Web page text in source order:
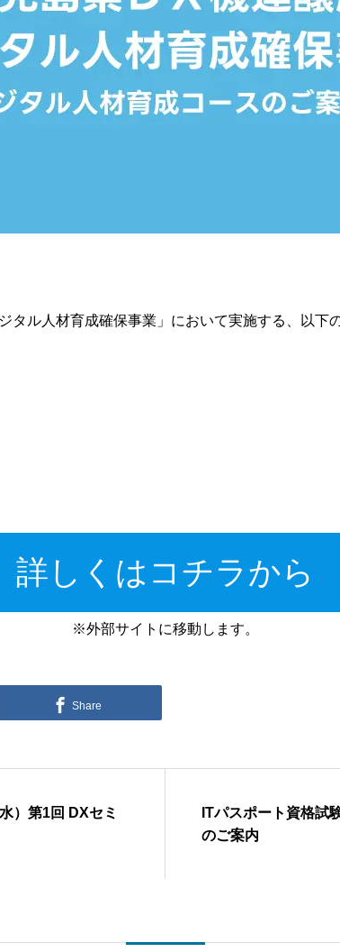
タル人材育成確保事業」において実施する、以下
詳しくはコチラから
※外部サイトに移動します。
Share
）第1回 DXセミ
ITパスポート資格試
のご案内